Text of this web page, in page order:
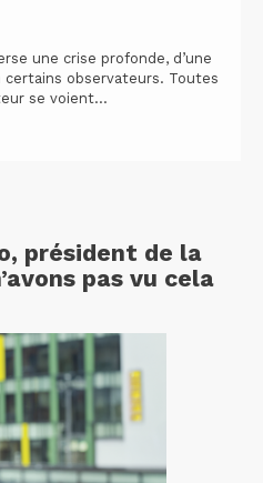
une crise profonde, d’une
certains observateurs. Toutes
se voient...
président de la
pas vu cela